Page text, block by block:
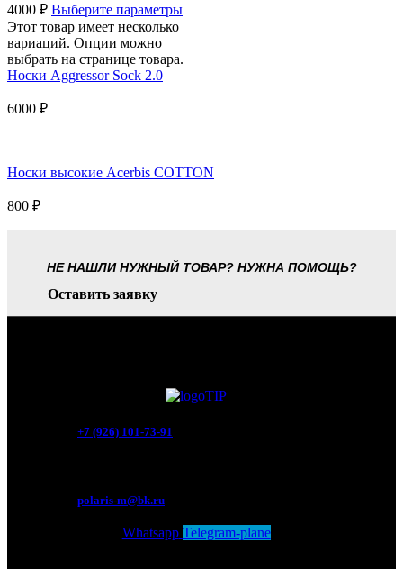
4000 ₽ Выберите параметры
Этот товар имеет несколько
вариаций. Опции можно
выбрать на странице товара.
Носки Aggressor Sock 2.0
6000 ₽
Носки высокие Acerbis COTTON
800 ₽
НЕ НАШЛИ НУЖНЫЙ ТОВАР? НУЖНА ПОМОЩЬ?
Оставить заявку
+7 (926) 101-73-91
polaris-m@bk.ru
Whatsapp Telegram-plane